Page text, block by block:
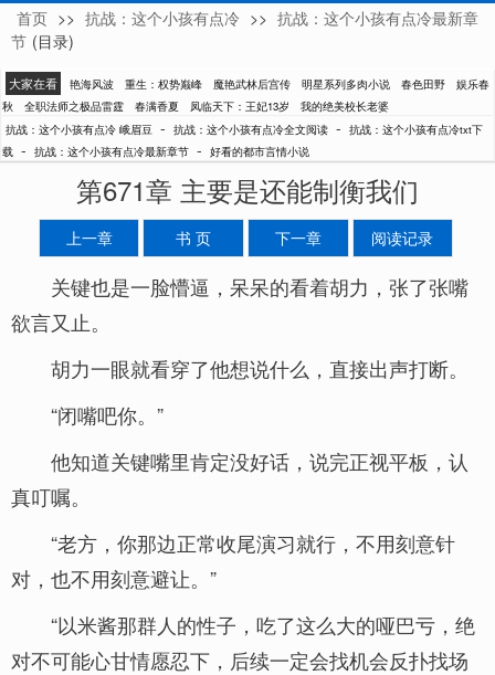
峨眉豆
首页 >> 抗战：这个小孩有点冷 >> 抗战：这个小孩有点冷最新章
节 (目录)
大家在看 艳海风波 重生：权势巅峰 魔艳武林后宫传 明星系列多肉小说 春色田野
娱乐春
秋
全职法师之极品雷霆 春满香夏 凤临天下：王妃13岁
我的绝美校长老婆
抗战：这个小孩有点冷 峨眉豆 - 抗战：这个小孩有点冷全文阅读 - 抗战：这个小孩有点冷txt下
载 - 抗战：这个小孩有点冷最新章节 - 好看的都市言情小说
第671章 主要是还能制衡我们
上一章 书 页 下一章 阅读记录
关键也是一脸懵逼，呆呆的看着胡力，张了张嘴
欲言又止。
胡力一眼就看穿了他想说什么，直接出声打断。
“闭嘴吧你。”
他知道关键嘴里肯定没好话，说完正视平板，认
真叮嘱。
“老方，你那边正常收尾演习就行，不用刻意针
对，也不用刻意避让。”
“以米酱那群人的性子，吃了这么大的哑巴亏，绝
对不可能心甘情愿忍下，后续一定会找机会反扑找场